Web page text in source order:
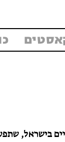
בישראל,